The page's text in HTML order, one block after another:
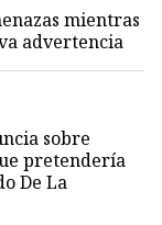
mientras
advertencia
sobre
pretendería
De La